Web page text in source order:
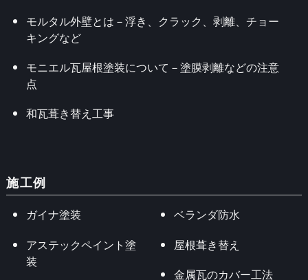
モルタル外壁とは－浮き、クラック、剥離、チョー
キングなど
モニエル瓦屋根塗装について－塗膜剥離などの注意
点
和瓦葺き替え工事
施工例
ガイナ塗装
アステックペイント塗
装
ベランダ防水
屋根葺き替え
金属瓦のカバー工法